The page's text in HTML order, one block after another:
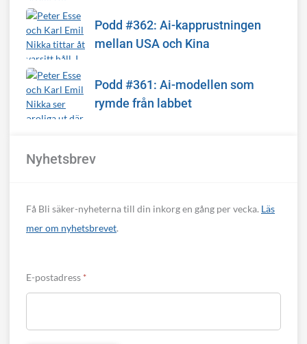
Podd #362: Ai-kapprustningen
mellan USA och Kina
Podd #361: Ai-modellen som
rymde från labbet
Nyhetsbrev
Få Bli säker-nyheterna till din inkorg en gång per vecka. Läs
mer om nyhetsbrevet.
E-postadress *